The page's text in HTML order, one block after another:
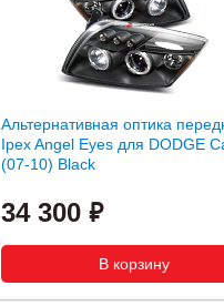
Альтернативная оптика
Ipex Angel Eyes для DODGE
(07-10) Black
34 300